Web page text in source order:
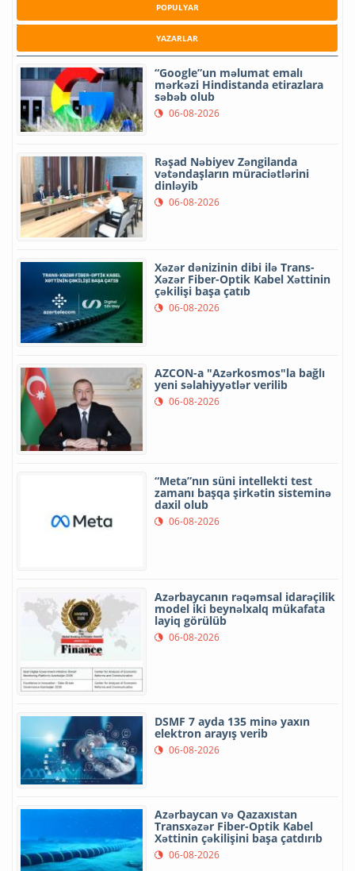
POPULYAR
YAZARLAR
“Google”un məlumat emalı
mərkəzi Hindistanda etirazlara
səbəb olub
06-08-2026
Rəşad Nəbiyev Zəngilanda
vətəndaşların müraciətlərini
dinləyib
06-08-2026
Xəzər dənizinin dibi ilə Trans-
Xəzər Fiber-Optik Kabel Xəttinin
çəkilişi başa çatıb
06-08-2026
AZCON-a "Azərkosmos"la bağlı
yeni səlahiyyətlər verilib
06-08-2026
“Meta”nın süni intellekti test
zamanı başqa şirkətin sisteminə
daxil olub
06-08-2026
Azərbaycanın rəqəmsal idarəçilik
model iki beynəlxalq mükafata
layiq görülüb
06-08-2026
DSMF 7 ayda 135 minə yaxın
elektron arayış verib
06-08-2026
Azərbaycan və Qazaxıstan
Transxəzər Fiber-Optik Kabel
Xəttinin çəkilişini başa çatdırıb
06-08-2026